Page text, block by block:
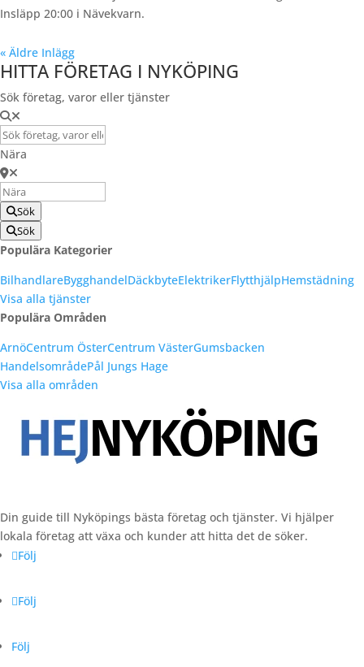
Insläpp 20:00 i Nävekvarn.
« Äldre Inlägg
HITTA FÖRETAG I NYKÖPING
Sök företag, varor eller tjänster
Nära
Sök
Sök
Populära Kategorier
BilhandlareBygghandelDäckbyteElektrikerFlytthjälpHemstädning
Visa alla tjänster
Populära Områden
ArnöCentrum ÖsterCentrum VästerGumsbacken
HandelsområdePål Jungs Hage
Visa alla områden
Din guide till Nyköpings bästa företag och tjänster. Vi hjälper
lokala företag att växa och kunder att hitta det de söker.
Följ
Följ
Följ